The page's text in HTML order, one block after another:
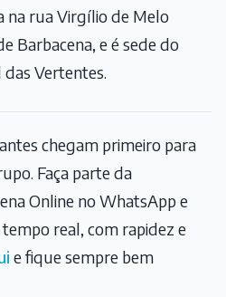
na rua Virgílio de Melo
Barbacena, e é sede do
Vertentes.
chegam primeiro para
Faça parte da
Online no WhatsApp e
real, com rapidez e
e fique sempre bem